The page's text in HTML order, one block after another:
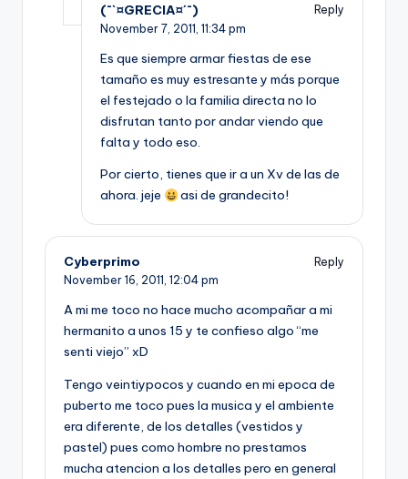
(¯`¤GRECIA¤´¯)
Reply
November 7, 2011, 11:34 pm
Es que siempre armar fiestas de ese
tamaño es muy estresante y más porque
el festejado o la familia directa no lo
disfrutan tanto por andar viendo que
falta y todo eso.
Por cierto, tienes que ir a un Xv de las de
ahora. jeje
asi de grandecito!
Cyberprimo
Reply
November 16, 2011, 12:04 pm
A mi me toco no hace mucho acompañar a mi
hermanito a unos 15 y te confieso algo “me
senti viejo” xD
Tengo veintiypocos y cuando en mi epoca de
puberto me toco pues la musica y el ambiente
era diferente, de los detalles (vestidos y
pastel) pues como hombre no prestamos
mucha atencion a los detalles pero en general